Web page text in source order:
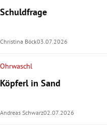
Schuldfrage
Christina Böck03.07.2026
Ohrwaschl
Köpferl in Sand
Andreas Schwarz02.07.2026